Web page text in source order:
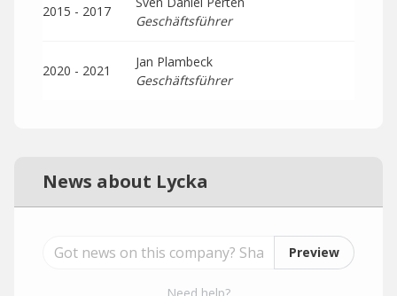
2015 - 2017
Geschäftsführer
2020 - 2021
Jan Plambeck
Geschäftsführer
News about Lycka
Preview